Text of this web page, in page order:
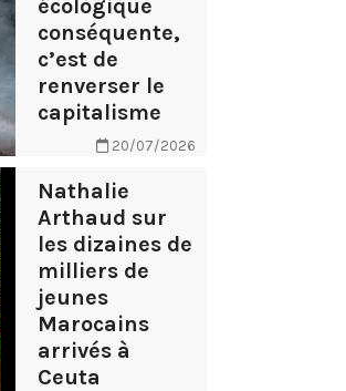
écologique
conséquente,
c’est de
renverser le
capitalisme
20/07/2026
Nathalie
Arthaud sur
les dizaines de
milliers de
jeunes
Marocains
arrivés à
Ceuta